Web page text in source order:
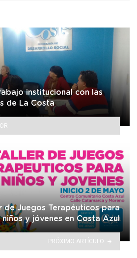
institucional con las
de La Costa
de Juegos Terapéuticos para
niños y jóvenes en Costa Azul
PRÓXIMO ARTÍCULO